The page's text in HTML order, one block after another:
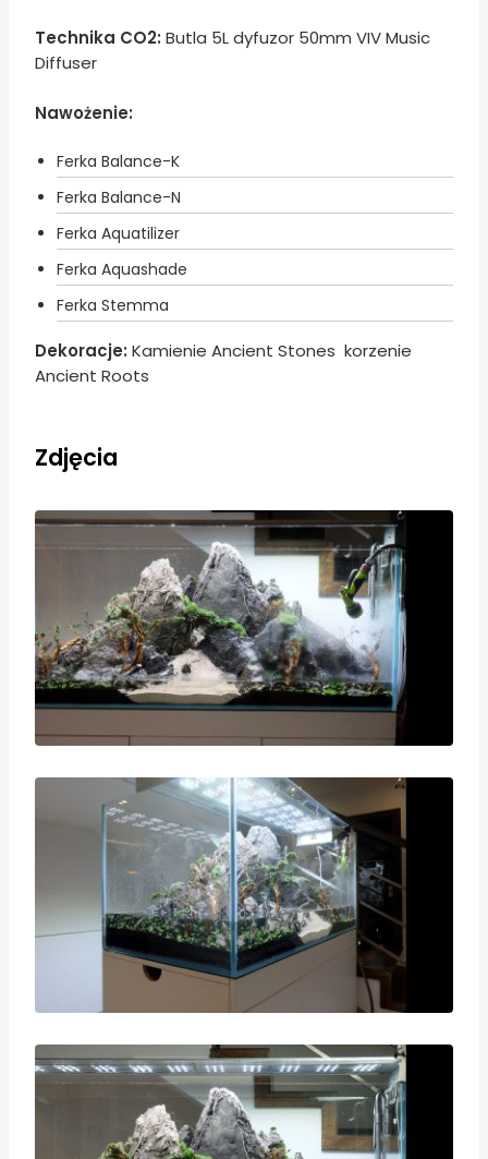
Technika CO2: Butla 5L dyfuzor 50mm VIV Music
Diffuser
Nawożenie:
Ferka Balance-K
Ferka Balance-N
Ferka Aquatilizer
Ferka Aquashade
Ferka Stemma
Dekoracje: Kamienie Ancient Stones korzenie
Ancient Roots
Zdjęcia